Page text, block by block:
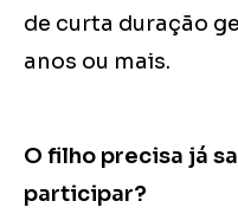
de curta duração
anos ou mais.
O filho precisa já
participar?